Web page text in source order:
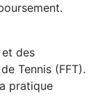
des
Tennis (FFT).
pratique